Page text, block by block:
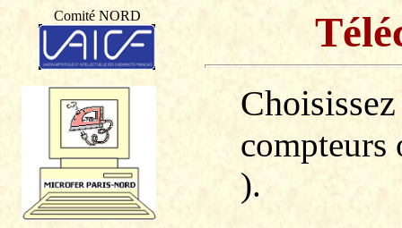
Comité NORD
compteurs
).